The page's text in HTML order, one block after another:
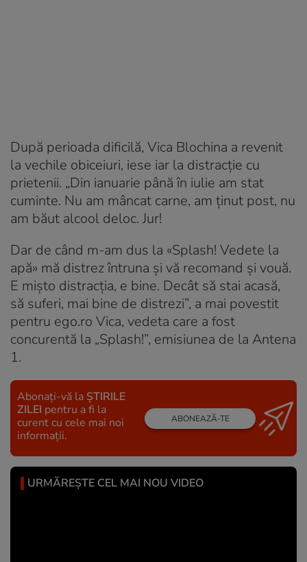
După perioada dificilă, Vica Blochina a revenit
la vechile obiceiuri, iese iar la distracție cu
prietenii. „Din ianuarie până în iulie am stat
cuminte. Nu am mâncat carne, am ținut post, nu
am băut alcool deloc. Jur!
Dar de când m-am dus la «Splash! Vedete la
apă» mă distrez întruna și vă recomand și vouă.
E mișto distracția, e bine. Decât să stai acasă,
să suferi, mai bine de distrezi”, a mai povestit
pentru ego.ro Vica, vedeta care a fost
concurentă la „Splash!”, emisiunea de la Antena
1.
Abonați-vă la ȘTIRILE
ZILEI pentru a fi la
curent cu cele mai noi
informații.
ABONEAZĂ-TE
URMĂREȘTE CEL MAI NOU VIDEO